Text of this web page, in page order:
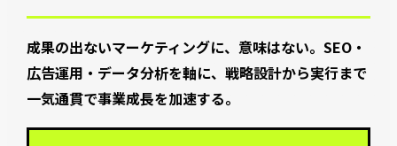
成果の出ないマーケティングに、意味はない。SEO・
広告運用・データ分析を軸に、戦略設計から実行まで
一気通貫で事業成長を加速する。